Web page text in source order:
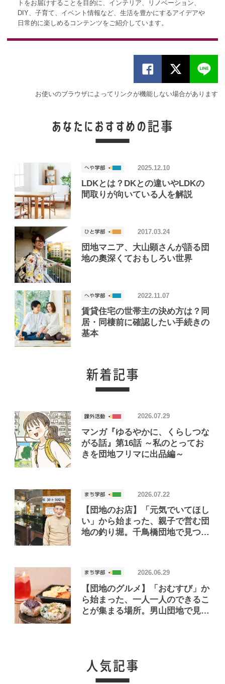
トをお届けすることを目的に、インテリア、リノベーション、
DIY、子育て、イベント情報など、生活を豊かにするアイデアや
日常的に楽しめるコンテンツをご紹介しています。
お使いのブラウザによってリンクが機能しない場合があります
LDKとは？DKとの違いやLDKの
間取りが向いている人を解説
2025.12.10
団地マニア、大山顕さんが語る団
地の奧深くておもしろい世界
2017.03.24
賃貸住宅の世帯主の決め方は？同
居・同棲前に確認したい手続きの
基本
2022.11.07
マンガ『ゆるやかに、くらしつな
がる話』第16話 ～私のとってお
きを団地フリマに出品編～
2026.07.29
【団地のお店】「元気でいてほし
い」から始まった、親子で営む団
地の釣り堀。千鳥橋団地で見つけ
2026.07.22
【団地のグルメ】「おむすび」か
ら始まった、一人一人のできるこ
とが集まる場所。男山団地で見つ
2026.06.29